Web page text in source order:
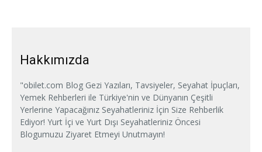
Hakkımızda
"obilet.com Blog Gezi Yazıları, Tavsiyeler, Seyahat İpuçları,
Yemek Rehberleri ile Türkiye'nin ve Dünyanın Çeşitli
Yerlerine Yapacağınız Seyahatleriniz İçin Size Rehberlik
Ediyor! Yurt İçi ve Yurt Dışı Seyahatleriniz Öncesi
Blogumuzu Ziyaret Etmeyi Unutmayın!